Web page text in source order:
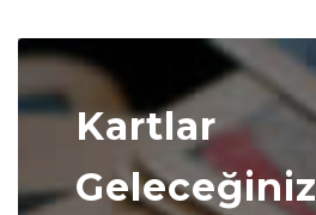
Kartlar
Geleceğiniz